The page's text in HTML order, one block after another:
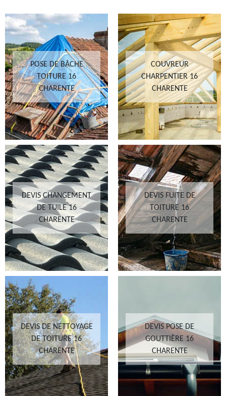
POSE DE BÂCHE
TOITURE 16
CHARENTE
COUVREUR
CHARPENTIER 16
CHARENTE
DEVIS CHANGEMENT
DE TUILE 16
CHARENTE
DEVIS FUITE DE
TOITURE 16
CHARENTE
DEVIS DE NETTOYAGE
DE TOITURE 16
CHARENTE
DEVIS POSE DE
GOUTTIÈRE 16
CHARENTE